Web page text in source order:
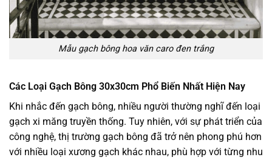
Mẫu gạch bông hoa văn caro đen trắng
Các Loại Gạch Bông 30x30cm Phổ Biến Nhất Hiện Nay
Khi nhắc đến gạch bông, nhiều người thường nghĩ đến loại
gạch xi măng truyền thống. Tuy nhiên, với sự phát triển của
công nghệ, thị trường gạch bông đã trở nên phong phú hơn
với nhiều loại xương gạch khác nhau, phù hợp với từng nhu